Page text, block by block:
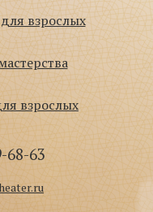
взрослых
взрослых
68-63